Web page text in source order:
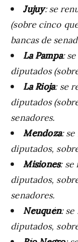
Jujuy: se
(sobre cinco
bancas de
La Pampa:
diputados
La Rioja: se
diputados
senadores.
Mendoza:
diputados,
Misiones: se
diputados,
senadores.
Neuquén: se
diputados,